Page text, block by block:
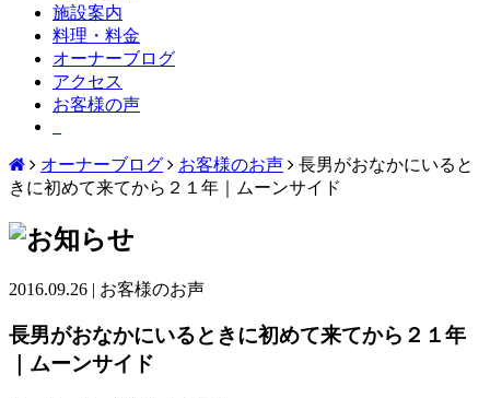
施設案内
料理・料金
オーナーブログ
アクセス
お客様の声
オーナーブログ お客様のお声
長男がおなかにいると
きに初めて来てから２１年｜ムーンサイド
2016.09.26 | お客様のお声
長男がおなかにいるときに初めて来てから２１年
｜ムーンサイド